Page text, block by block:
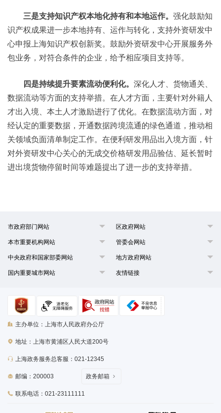
三是支持知识产权本地化持有和本地运作。 强化鼓励知
识产权成果进一步本地持有、运作与转化，支持外资研发中
心申报上海知识产权创新奖。鼓励外资研发中心开展服务外
包业务，对符合条件的企业，给予相应项目支持等。
四是持续提升要素流动便利化。 深化人才、货物通关、
数据流动等方面的支持举措。在人才方面，主要针对外籍人
才出入境、本土人才激励进行了优化。在数据流动方面，对
经认定的重要数据，开通数据跨境流通的绿色通道，推动相
关领域负面清单制定工作。在便利研发用品出入境方面，针
对外资研发中心关心的无成交价格研发用品验估、延长暂时
进出境货物停留时间等难题提出了进一步的支持举措。
市政府部门网站 区政府网站
本市重要机构网站 管委会网站
中央政府和国家部委网站 地方政府网站
国内重要城市网站 友情链接
主办单位：上海市人民政府办公厅
地址：上海市黄浦区人民大道200号
上海政务服务总客服：021-12345
邮编：200003
联系电话：021-23111111
政务邮箱